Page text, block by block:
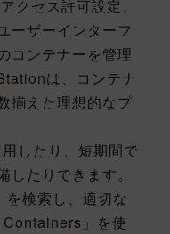
クセス許可設定、
ーザーインターフ
コンテナーを管理
は、コンテナ
揃えた理想的なプ
したり、短期間で
たりできます。
検索し、適切な
Containers」を使